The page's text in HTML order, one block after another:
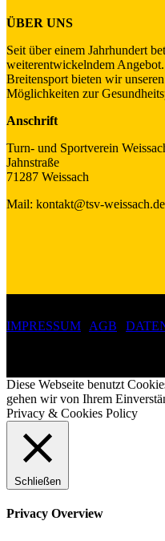
ÜBER UNS
Seit über einem Jahrhundert
weiterentwickelndem
Breitensport bieten wir
Möglichkeiten zur
Anschrift
Turn- und Sportverein
Jahnstraße
71287 Weissach
Mail: kontakt@tsv-weissach.de
IMPRESSUM AGB
Diese Webseite benutzt
gehen wir von Ihrem
Privacy & Cookies Policy
Schließen
Privacy Overview